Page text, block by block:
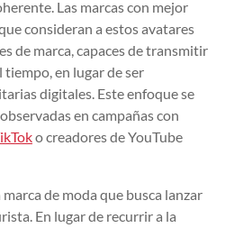
Las marcas con mejor
consideran a estos avatares
de marca, capaces de transmitir
en lugar de ser
digitales. Este enfoque se
en campañas con
o creadores de YouTube
de moda que busca lanzar
En lugar de recurrir a la